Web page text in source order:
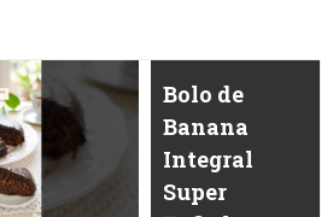
Bolo de
Banana
Integral
Super